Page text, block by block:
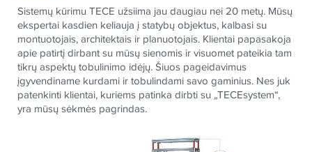
Sistemų kūrimuTECE užsiima jau daugiau nei 20 metų. Mūsų
ekspertai kasdien keliauja į statybų objektus, kalbasi su
montuotojais, architektais ir planuotojais. Klientai papasakoja
apie patirtį dirbant su mūsų sienomis ir visuomet pateikia tam
tikrų aspektų tobulinimo idėjų. Šiuos pageidavimus
įgyvendiname kurdami ir tobulindami savo gaminius. Nes juk
patenkinti klientai, kuriems patinka dirbti su „TECEsystem“,
yra mūsų sėkmės pagrindas.